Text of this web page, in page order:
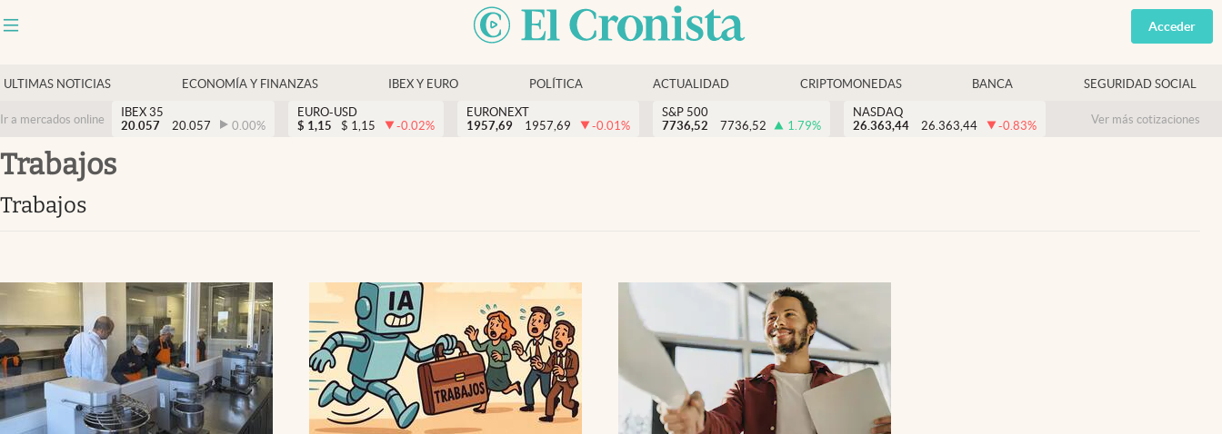
Argentina
España
USA
Colombia
Acceder
ULTIMAS NOTICIAS ECONOMÍA Y FINANZAS IBEX Y EURO POLÍTICA ACTUALIDAD CRIPTOMONEDAS BANCA SEGURIDAD SOCIAL
Ir a mercados online
IBEX 35
20.057
20.057 0.00%
EURO-USD
$ 1,15 $ 1,15 -0.02%
EURONEXT
1957,69
1957,69 -0.01%
S&P 500
7736,52
7736,52 1.79%
NASDAQ
26.363,44
26.363,44 -0.83% Ver más cotizaciones
trabajos
trabajos